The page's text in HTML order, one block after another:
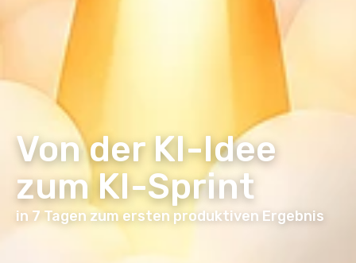
Von der KI-Idee
zum KI-Sprint
in 7 Tagen zum ersten produktiven Ergebnis